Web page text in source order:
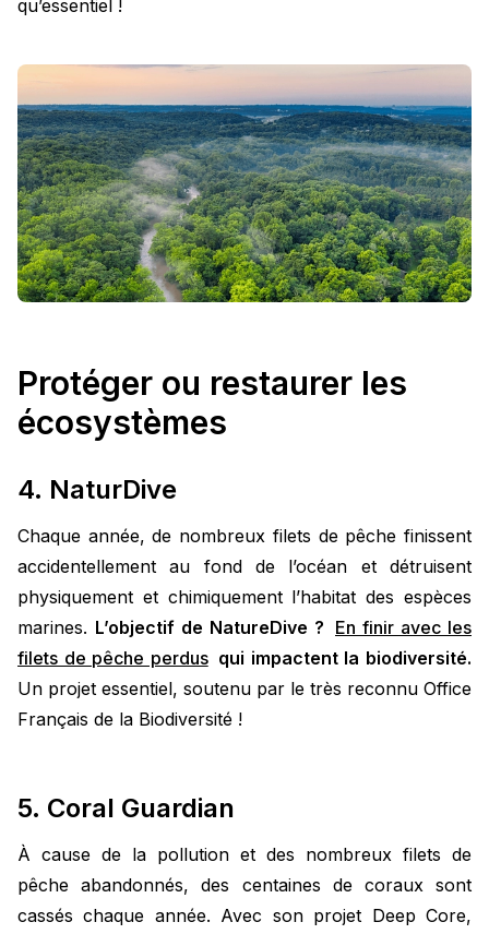
qu’essentiel !
Protéger ou restaurer les
écosystèmes
4. NaturDive
Chaque année, de nombreux filets de pêche finissent
accidentellement au fond de l’océan et détruisent
physiquement et chimiquement l’habitat des espèces
marines. L’objectif de NatureDive ? En finir avec les
filets de pêche perdus qui impactent la biodiversité.
Un projet essentiel, soutenu par le très reconnu Office
Français de la Biodiversité !
5. Coral Guardian
À cause de la pollution et des nombreux filets de
pêche abandonnés, des centaines de coraux sont
cassés chaque année. Avec son projet Deep Core,